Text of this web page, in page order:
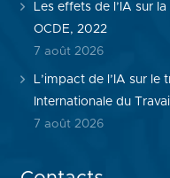
Les effets de l’IA sur
OCDE, 2022
7 août 2026
L’impact de l’IA sur
Internationale du
7 août 2026